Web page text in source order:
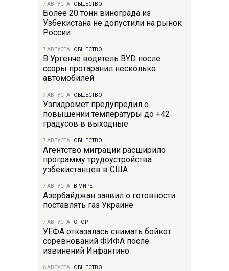
7 АВГУСТА ОБЩЕСТВО
Более 20 тонн винограда из
Узбекистана не допустили на рынок
России
7 АВГУСТА ОБЩЕСТВО
В Ургенче водитель BYD после
ссоры протаранил несколько
автомобилей
7 АВГУСТА ОБЩЕСТВО
Узгидромет предупредил о
повышении температуры до +42
градусов в выходные
7 АВГУСТА ОБЩЕСТВО
Агентство миграции расширило
программу трудоустройства
узбекистанцев в США
7 АВГУСТА В МИРЕ
Азербайджан заявил о готовности
поставлять газ Украине
7 АВГУСТА СПОРТ
УЕФА отказалась снимать бойкот
соревнований ФИФА после
извинений Инфантино
6 АВГУСТА ОБЩЕСТВО